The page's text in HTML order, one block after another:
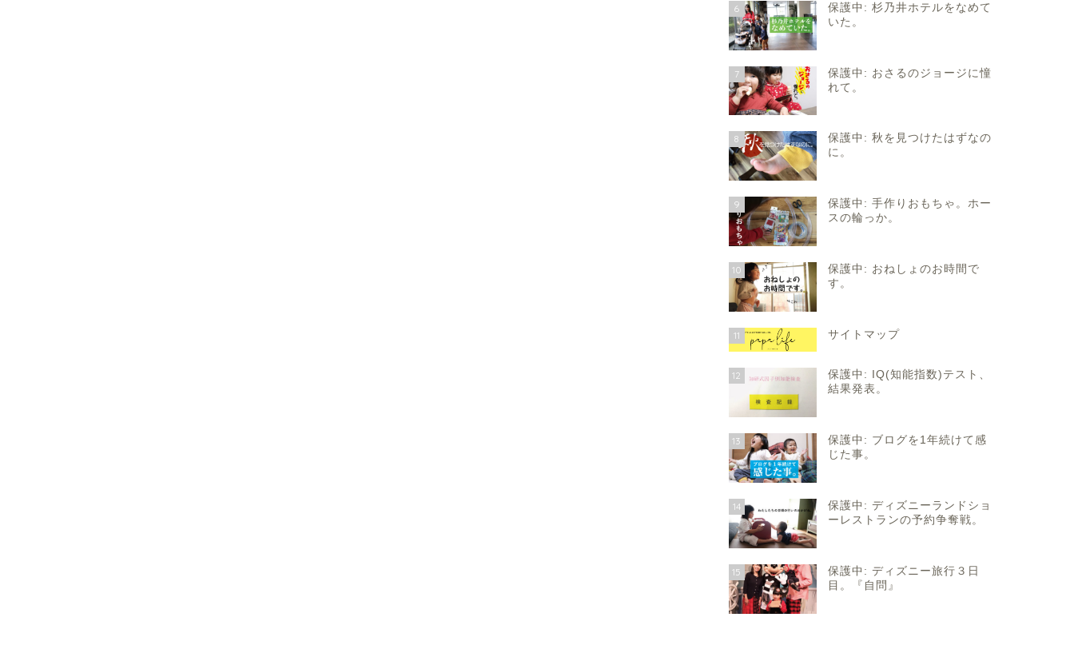
6
保護中: 杉乃井ホテルをなめて
いた。
7
保護中: おさるのジョージに憧
れて。
8
保護中: 秋を見つけたはずなの
に。
9
保護中: 手作りおもちゃ。ホー
スの輪っか。
10
保護中: おねしょのお時間で
す。
11 サイトマップ
12
保護中: IQ(知能指数)テスト、
結果発表。
13
保護中: ブログを1年続けて感
じた事。
14
保護中: ディズニーランドショ
ーレストランの予約争奪戦。
15
保護中: ディズニー旅行３日
目。『自問』